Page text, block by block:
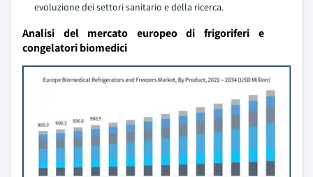
evoluzione dei settori sanitario e della ricerca.
Analisi del mercato europeo di frigoriferi e
congelatori biomedici